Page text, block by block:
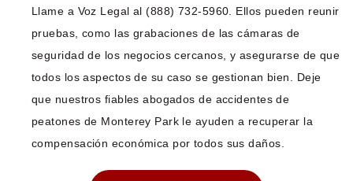
Llame a Voz Legal al (888) 732-5960. Ellos pueden reunir
pruebas, como las grabaciones de las cámaras de
seguridad de los negocios cercanos, y asegurarse de que
todos los aspectos de su caso se gestionan bien. Deje
que nuestros fiables abogados de accidentes de
peatones de Monterey Park le ayuden a recuperar la
compensación económica por todos sus daños.